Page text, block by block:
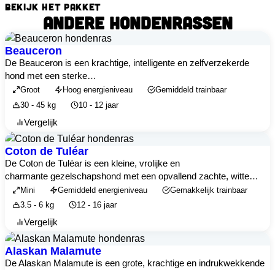
BEKIJK HET PAKKET
ANDERE HONDENRASSEN
Beauceron
De Beauceron is een krachtige, intelligente en zelfverzekerde
hond met een sterke…
Groot Hoog energieniveau
Gemiddeld trainbaar
30 - 45 kg
10 - 12 jaar
Vergelijk
Coton de Tuléar
De Coton de Tuléar is een kleine, vrolijke en
charmante gezelschapshond met een opvallend zachte, witte…
Mini Gemiddeld energieniveau
Gemakkelijk trainbaar
3.5 - 6 kg
12 - 16 jaar
Vergelijk
Alaskan Malamute
De Alaskan Malamute is een grote, krachtige en indrukwekkende